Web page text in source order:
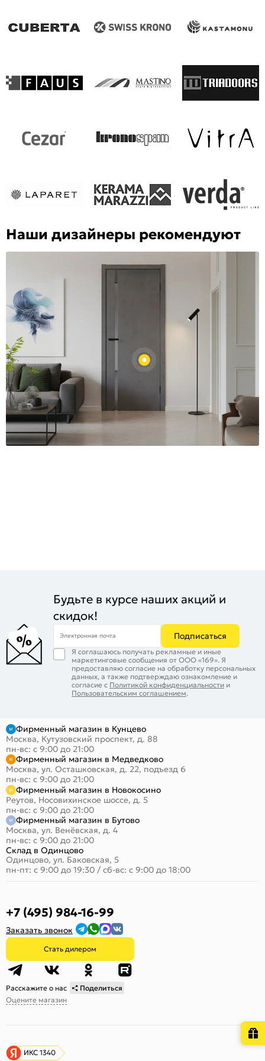
Наши дизайнеры рекомендуют
Будьте в курсе наших акций и
скидок!
Электронная почта Подписаться
Я соглашаюсь получать рекламные и иные
маркетинговые сообщения от ООО «169». Я
предоставляю согласие на обработку персональных
данных, а также подтверждаю ознакомление и
согласие с Политикой конфиденциальности и
Пользовательским соглашением.
Фирменный магазин в Кунцево
Москва, Кутузовский проспект, д. 88
пн-вс: с 9:00 до 21:00
Фирменный магазин в Медведково
Москва, ул. Осташковская, д. 22, подъезд 6
пн-вс: с 9:00 до 21:00
Фирменный магазин в Новокосино
Реутов, Носовихинское шоссе, д. 5
пн-вс: с 9:00 до 21:00
Фирменный магазин в Бутово
Москва, ул. Венёвская, д. 4
пн-вс: с 9:00 до 21:00
Склад в Одинцово
Одинцово, ул. Баковская, 5
пн-пт: с 9:00 до 19:30 / сб-вс: с 9:00 до 18:00
+7 (495) 984-16-99
Заказать звонок
Стать дилером
Расскажите о нас
Поделиться
Оцените магазин
ИКС 1340